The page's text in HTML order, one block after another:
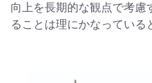
向上を長期的な観点で考慮
ることは理にかなっている